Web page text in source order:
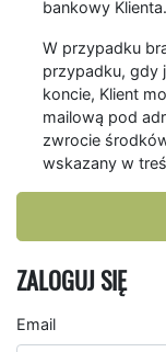
bankowy Klienta.
W przypadku
przypadku, gdy
koncie, Klient
mailową pod
zwrocie
wskazany w
ZALOGUJ SIĘ
Email